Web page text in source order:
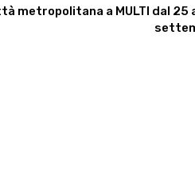
metropolitana a MULTI dal 25